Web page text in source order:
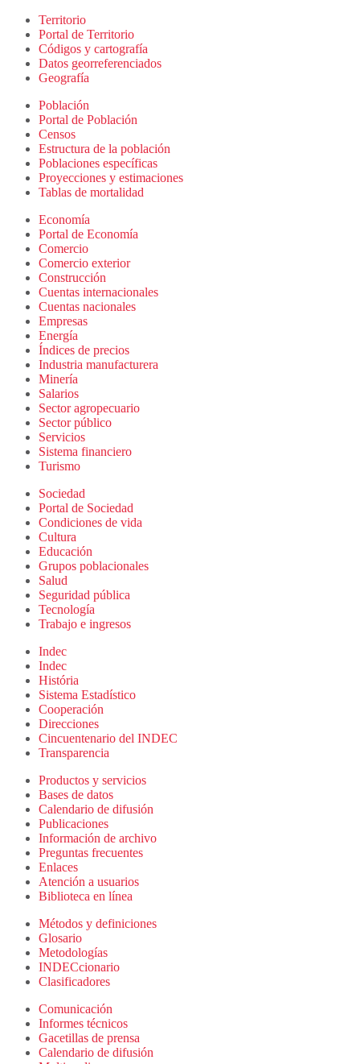
Territorio
Portal de Territorio
Códigos y cartografía
Datos georreferenciados
Geografía
Población
Portal de Población
Censos
Estructura de la población
Poblaciones específicas
Proyecciones y estimaciones
Tablas de mortalidad
Economía
Portal de Economía
Comercio
Comercio exterior
Construcción
Cuentas internacionales
Cuentas nacionales
Empresas
Energía
Índices de precios
Industria manufacturera
Minería
Salarios
Sector agropecuario
Sector público
Servicios
Sistema financiero
Turismo
Sociedad
Portal de Sociedad
Condiciones de vida
Cultura
Educación
Grupos poblacionales
Salud
Seguridad pública
Tecnología
Trabajo e ingresos
Indec
Indec
História
Sistema Estadístico
Cooperación
Direcciones
Cincuentenario del INDEC
Transparencia
Productos y servicios
Bases de datos
Calendario de difusión
Publicaciones
Información de archivo
Preguntas frecuentes
Enlaces
Atención a usuarios
Biblioteca en línea
Métodos y definiciones
Glosario
Metodologías
INDECcionario
Clasificadores
Comunicación
Informes técnicos
Gacetillas de prensa
Calendario de difusión